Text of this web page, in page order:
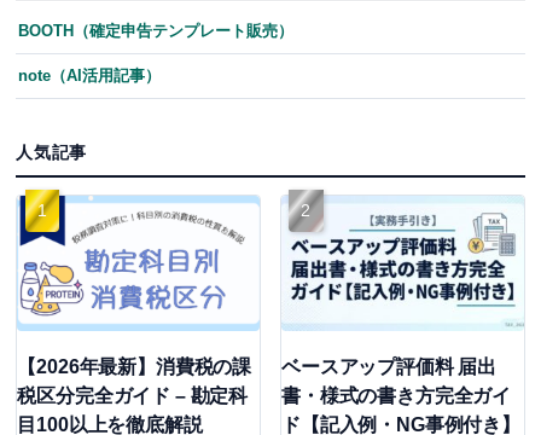
BOOTH（確定申告テンプレート販売）
note（AI活用記事）
人気記事
【2026年最新】消費税の課
税区分完全ガイド – 勘定科
目100以上を徹底解説
ベースアップ評価料 届出
書・様式の書き方完全ガイ
ド【記入例・NG事例付き】